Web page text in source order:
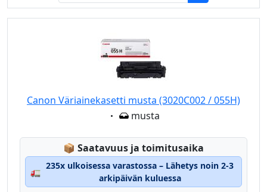
Canon Väriainekasetti musta (3020C002 / 055H)
Eigenschaft:
musta
📦 Lagerstatus:
Saatavuus ja toimitusaika
🚛
235x ulkoisessa varastossa – Lähetys noin 2-3
arkipäivän kuluessa